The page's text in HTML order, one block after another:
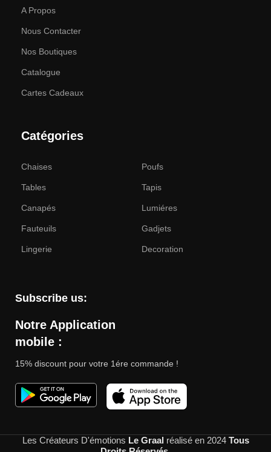
A Propos
Nous Contacter
Nos Boutiques
Catalogue
Cartes Cadeaux
Catégories
Chaises
Tables
Canapés
Fauteuils
Lingerie
Poufs
Tapis
Lumiéres
Gadjets
Decoration
Subscribe us:
Notre Application
mobile :
15% discount pour votre 1ére commande !
Les Créateurs D'émotions Le Graalréalisé en 2024 Tous